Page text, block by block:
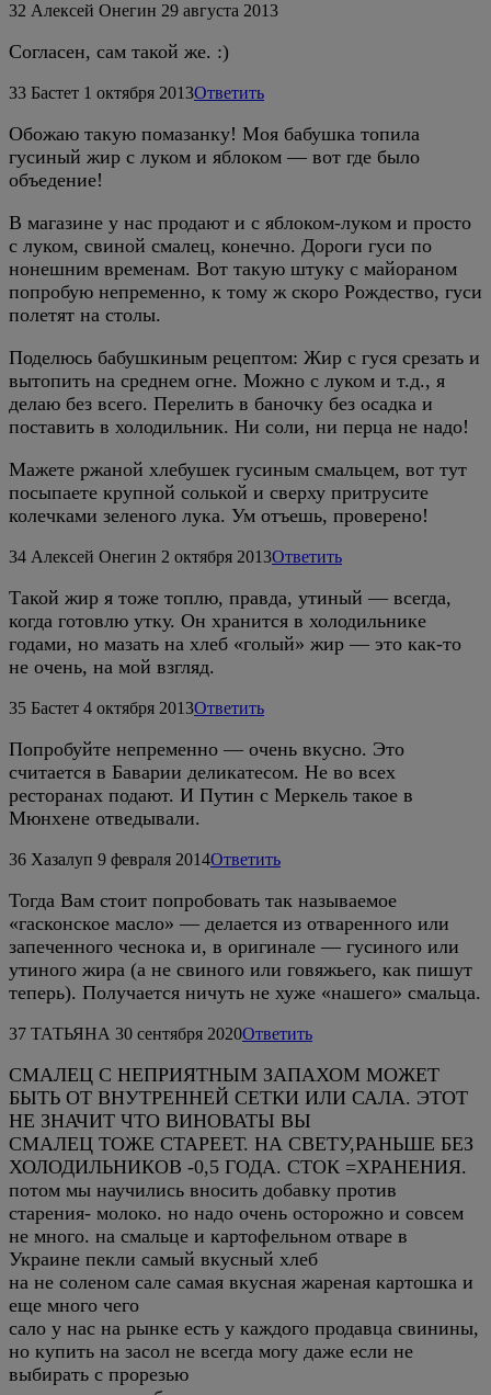
32 Алексей Онегин 29 августа 2013
Согласен, сам такой же. :)
33 Бастет 1 октября 2013Ответить
Обожаю такую помазанку! Моя бабушка топила
гусиный жир с луком и яблоком — вот где было
объедение!
В магазине у нас продают и с яблоком-луком и просто
с луком, свиной смалец, конечно. Дороги гуси по
нонешним временам. Вот такую штуку с майораном
попробую непременно, к тому ж скоро Рождество, гуси
полетят на столы.
Поделюсь бабушкиным рецептом: Жир с гуся срезать и
вытопить на среднем огне. Можно с луком и т.д., я
делаю без всего. Перелить в баночку без осадка и
поставить в холодильник. Ни соли, ни перца не надо!
Мажете ржаной хлебушек гусиным смальцем, вот тут
посыпаете крупной солькой и сверху притрусите
колечками зеленого лука. Ум отъешь, проверено!
34 Алексей Онегин 2 октября 2013Ответить
Такой жир я тоже топлю, правда, утиный — всегда,
когда готовлю утку. Он хранится в холодильнике
годами, но мазать на хлеб «голый» жир — это как-то
не очень, на мой взгляд.
35 Бастет 4 октября 2013Ответить
Попробуйте непременно — очень вкусно. Это
считается в Баварии деликатесом. Не во всех
ресторанах подают. И Путин с Меркель такое в
Мюнхене отведывали.
36 Хазалуп 9 февраля 2014Ответить
Тогда Вам стоит попробовать так называемое
«гасконское масло» — делается из отваренного или
запеченного чеснока и, в оригинале — гусиного или
утиного жира (а не свиного или говяжьего, как пишут
теперь). Получается ничуть не хуже «нашего» смальца.
37 ТАТЬЯНА 30 сентября 2020Ответить
СМАЛЕЦ С НЕПРИЯТНЫМ ЗАПАХОМ МОЖЕТ
БЫТЬ ОТ ВНУТРЕННЕЙ СЕТКИ ИЛИ САЛА. ЭТОТ
НЕ ЗНАЧИТ ЧТО ВИНОВАТЫ ВЫ
СМАЛЕЦ ТОЖЕ СТАРЕЕТ. НА СВЕТУ,РАНЬШЕ БЕЗ
ХОЛОДИЛЬНИКОВ -0,5 ГОДА. СТОК =ХРАНЕНИЯ.
потом мы научились вносить добавку против
старения- молоко. но надо очень осторожно и совсем
не много. на смальце и картофельном отваре в
Украине пекли самый вкусный хлеб
на не соленом сале самая вкусная жареная картошка и
еще много чего
сало у нас на рынке есть у каждого продавца свинины,
но купить на засол не всегда могу даже если не
выбирать с прорезью